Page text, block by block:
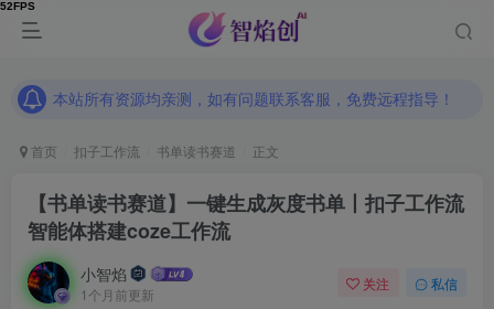
本站所有资源均亲测，如有问题联系客服，免费远程指导！
本站所有资源均亲测，如有问题联系客服，免费远程指导！
首页 扣子工作流 书单读书赛道 正文
【书单读书赛道】一键生成灰度书单丨扣子工作流
智能体搭建coze工作流
小智焰
1个月前更新
关注 私信